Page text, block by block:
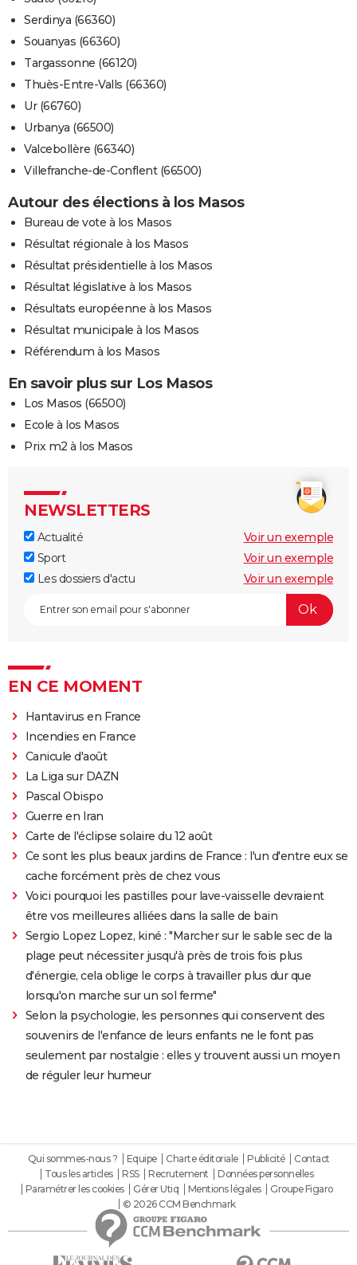
Serdinya (66360)
Souanyas (66360)
Targassonne (66120)
Thuès-Entre-Valls (66360)
Ur (66760)
Urbanya (66500)
Valcebollère (66340)
Villefranche-de-Conflent (66500)
Autour des élections à los Masos
Bureau de vote à los Masos
Résultat régionale à los Masos
Résultat présidentielle à los Masos
Résultat législative à los Masos
Résultats européenne à los Masos
Résultat municipale à los Masos
Référendum à los Masos
En savoir plus sur Los Masos
Los Masos (66500)
Ecole à los Masos
Prix m2 à los Masos
NEWSLETTERS
Actualité
Voir un exemple
Sport
Voir un exemple
Les dossiers d'actu
Voir un exemple
EN CE MOMENT
Hantavirus en France
Incendies en France
Canicule d'août
La Liga sur DAZN
Pascal Obispo
Guerre en Iran
Carte de l'éclipse solaire du 12 août
Ce sont les plus beaux jardins de France : l'un d'entre eux se
cache forcément près de chez vous
Voici pourquoi les pastilles pour lave-vaisselle devraient
être vos meilleures alliées dans la salle de bain
Sergio Lopez Lopez, kiné : "Marcher sur le sable sec de la
plage peut nécessiter jusqu'à près de trois fois plus
d'énergie, cela oblige le corps à travailler plus dur que
lorsqu'on marche sur un sol ferme"
Selon la psychologie, les personnes qui conservent des
souvenirs de l'enfance de leurs enfants ne le font pas
seulement par nostalgie : elles y trouvent aussi un moyen
de réguler leur humeur
Qui sommes-nous ? Equipe Charte éditoriale Publicité
Contact
Tous les articles
RSS Recrutement
Données personnelles
Paramétrer les cookies
Gérer Utiq Mentions légales
Groupe Figaro
© 2026 CCM Benchmark